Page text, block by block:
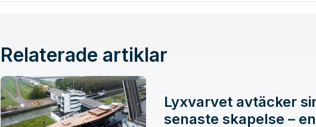
Relaterade artiklar
Lyxvarvet avtäcker
senaste skapelse – en